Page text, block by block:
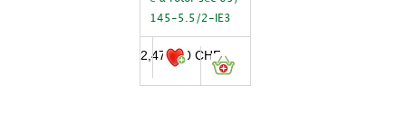
145-5.5/2-IE3
2,471.00CHF